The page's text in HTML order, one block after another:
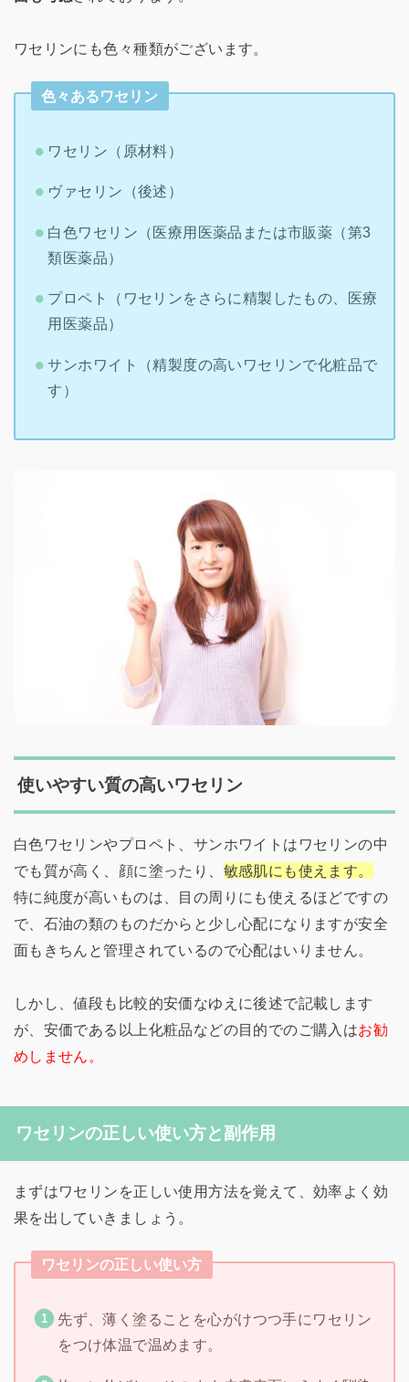
ワセリンにも色々種類がございます。
色々あるワセリン
ワセリン（原材料）
ヴァセリン（後述）
白色ワセリン（医療用医薬品または市販薬（第3
類医薬品）
プロペト（ワセリンをさらに精製したもの、医療
用医薬品）
サンホワイト（精製度の高いワセリンで化粧品で
す）
使いやすい質の高いワセリン
白色ワセリンやプロペト、サンホワイトはワセリンの中
でも質が高く、顔に塗ったり、 敏感肌にも使えます。
特に純度が高いものは、目の周りにも使えるほどですの
で、石油の類のものだからと少し心配になりますが安全
面もきちんと管理されているので心配はいりません。
しかし、値段も比較的安価なゆえに後述で記載します
が、安価である以上化粧品などの目的でのご購入はお勧
めしません。
ワセリンの正しい使い方と副作用
まずはワセリンを正しい使用方法を覚えて、効率よく効
果を出していきましょう。
ワセリンの正しい使い方
先ず、薄く塗ることを心がけつつ手にワセリン
をつけ体温で温めます。